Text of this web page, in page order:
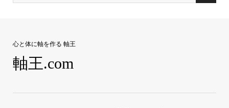
心と体に軸を作る 軸王
軸王.com